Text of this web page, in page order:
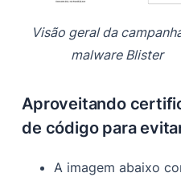
Visão geral da
malware Blister
Aproveitando
de código para
A imagem abaixo